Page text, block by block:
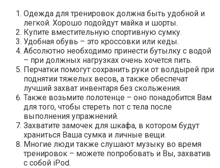
Одежда для тренировок должна быть удобной и
легкой. Хорошо подойдут майка и шорты.
Купите вместительную спортивную сумку.
Удобная обувь – это кроссовки или кеды.
Абсолютно необходимо принести бутылку с водой
– при должных нагрузках очень хочется пить.
Перчатки помогут сохранить руки от волдырей при
поднятии тяжелых весов, а также обеспечат
лучший захват инвентаря без скольжения.
Также возьмите полотенце – оно понадобится Вам
для того, чтобы стереть пот с тела после
выполнения упражнений.
Захватите замочек для шкафа, в котором будут
храниться Ваша сумка и личные вещи.
Многие люди также слушают музыку во время
тренировок – можете попробовать и Вы, захватив
с собой iPod.